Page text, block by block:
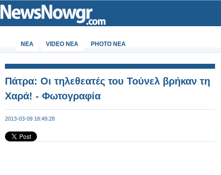
ΝΕΑ VIDEO NEA PHOTO NEA
Πάτρα: Oι τηλεθεατές του Τούνελ βρήκαν τη
Χαρά! - Φωτογραφία
2013-03-09 18:49:28